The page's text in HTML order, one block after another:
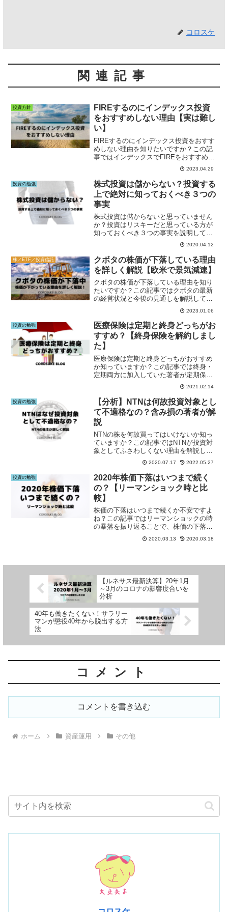
コロスケ
関連記事
投資方針
FIREするのにインデックス投資
をおすすめしない理由【実は難し
い】
FIREするのにインデックス投資をおすす
めしない理由を知りたいですか？この記
事ではインデックスでFIREをおすすめし
2023.04.29
投資の勉強
株式投資は儲からない？投資する
上で絶対に知っておくべき３つの
事実
株式投資は儲からないと思っていません
か？投資はリスキーだと思っている方が
知っておくべき３つの事実を説明してい
ます。投資に興味がある方はこの記事を
2020.04.12
株／ETF／投資信託
クボタの株価が下落している理由
を詳しく解説【欧米で景気減速】
クボタの株価が下落している理由を知り
たいですか？この記事ではクボタの最新
の経営状況と今後の見通しを解説してい
ます。クボタへの投資を検討している方
2023.01.06
投資の勉強
医療保険は定期と終身どっちがお
すすめ？【終身保険を解約しまし
た】
医療保険は定期と終身どっちがおすすめ
か知っていますか？この記事では終身・
定期両方に加入していた著者が定期保険
をおすすめする理由を解説しています。
どちらにすべきか迷ったらこの記事をご
覧下さい。
2021.02.14
投資の勉強
【分析】NTNは何故投資対象とし
て不適格なの？含み損の著者が解
説
NTNの株を何故買ってはいけないか知っ
ていますか？この記事ではNTNが投資対
象としてふさわしくない理由を解説して
います。投資の勉強をしている方はこの
記事をご覧下さい。
2020.07.17 2022.05.27
投資の勉強
2020年株価下落はいつまで続く
の？【リーマンショック時と比
較】
株価の下落はいつまで続くか不安ですよ
ね？この記事ではリーマンショックの時
の暴落を振り返ることで、株価の下落が
いつまで続くかを考察しています。株価
がいつまで下落するか知りたい方はこの
2020.03.13 2020.03.18
【ルネサス最新決算】20年1月
～3月のコロナの影響度合いを
分析
40年も働きたくない！サラリー
マンが懲役40年から脱出する方
法
コメント
コメントを書き込む
ホーム 資産運用 その他